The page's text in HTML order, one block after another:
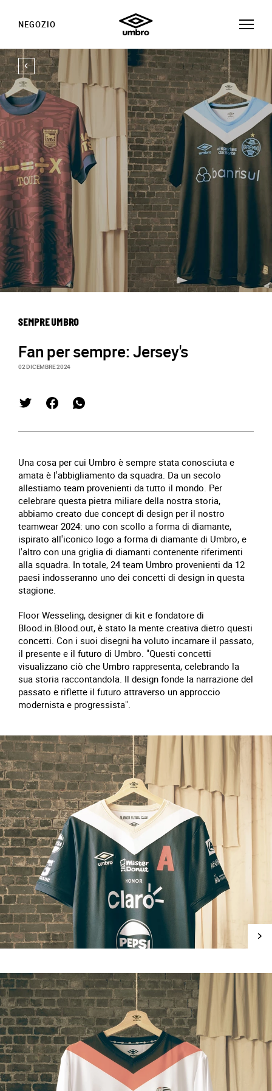
NEGOZIO
SEMPRE UMBRO
Fan per sempre: Jersey's
02 DICEMBRE 2024
Una cosa per cui Umbro è sempre stata conosciuta e
amata è l'abbigliamento da squadra. Da un secolo
allestiamo team provenienti da tutto il mondo. Per
celebrare questa pietra miliare della nostra storia,
abbiamo creato due concept di design per il nostro
teamwear 2024: uno con scollo a forma di diamante,
ispirato all'iconico logo a forma di diamante di Umbro, e
l'altro con una griglia di diamanti contenente riferimenti
alla squadra. In totale, 24 team Umbro provenienti da 12
paesi indosseranno uno dei concetti di design in questa
stagione.
Floor Wesseling, designer di kit e fondatore di
Blood.in.Blood.out, è stato la mente creativa dietro questi
concetti. Con i suoi disegni ha voluto incarnare il passato,
il presente e il futuro di Umbro. "Questi concetti
visualizzano ciò che Umbro rappresenta, celebrando la
sua storia raccontandola. Il design fonde la narrazione del
passato e riflette il futuro attraverso un approccio
modernista e progressista".